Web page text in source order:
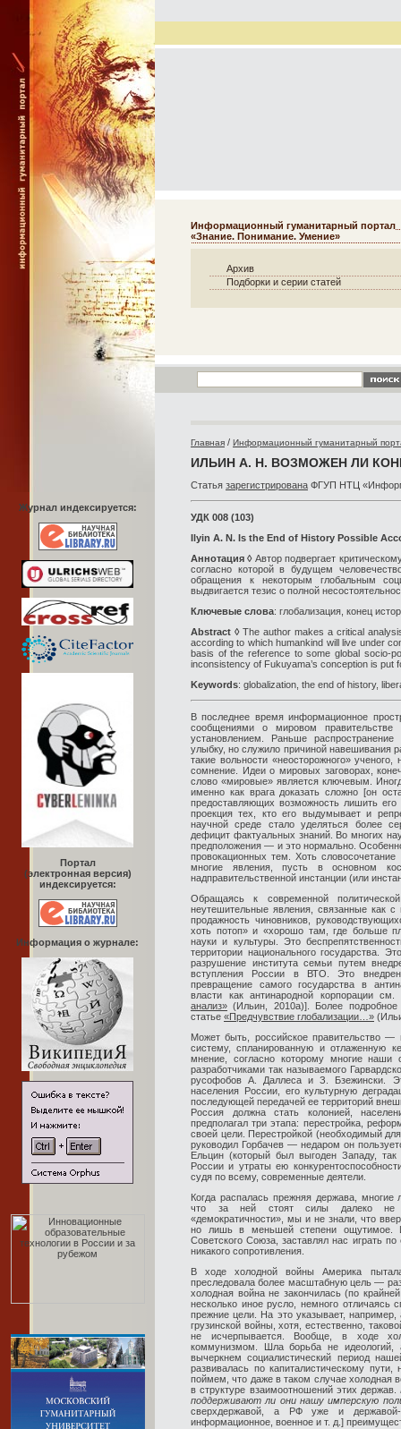
Журнал индексируется:
Портал
(электронная версия)
индексируется:
Информация о журнале:
Информационный гуманитарный портал
«Знание. Понимание. Умение»
Архив
Подборки и серии статей
Главная / Информационный гуманитарный
ИЛЬИН А. Н. ВОЗМОЖЕН ЛИ
Статья зарегистрирована ФГУП НТЦ
УДК 008 (103)
Ilyin A. N. Is the End of History Possible
Аннотация ◊Автор подвергает
согласно которой в будущем
обращения к некоторым глобальным
выдвигается тезис о полной
Ключевые слова: глобализация, конец
Abstract ◊The author makes a critical
according to which humankind will live under
basis of the reference to some global socio-
inconsistency of Fukuyama’s conception is put
Keywords: globalization, the end of history,
В последнее время информационное
сообщениями о мировом
установлением. Раньше
улыбку, но служило причиной навешивания
такие вольности «неосторожного»
сомнение. Идеи о мировых заговорах,
слово «мировые» является ключевым.
именно как врага доказать сложно [он
предоставляющих возможность лишить
проекция тех, кто его выдумывает и
научной среде стало уделяться более
дефицит фактуальных знаний. Во многих
предположения — и это нормально.
провокационных тем. Хоть
многие явления, пусть в основном
надправительственной инстанции (или
Обращаясь к современной
неутешительные явления, связанные как
продажность чиновников,
хоть потоп» и «хорошо там, где больше
науки и культуры. Это
территории национального государства.
разрушение института семьи путем
вступления России в ВТО. Это
превращение самого государства в
власти как антинародной корпорации
анализ» (Ильин, 2010a)]. Более
статье «Предчувствие глобализации…»
Может быть, российское правительство —
систему, спланированную и отлаженную
мнение, согласно которому многие наши
разработчиками так называемого
русофобов А. Даллеса и З. Бзежински.
населения России, его культурную
последующей передачей ее территорий
Россия должна стать колонией,
предполагал три этапа: перестройка,
своей цели. Перестройкой (необходимый
руководил Горбачев — недаром он
Ельцин (который был выгоден Западу,
России и утраты ею
судя по всему, современные деятели.
Когда распалась прежняя держава,
что за ней стоят силы далеко не
«демократичности», мы и не знали, что
но лишь в меньшей степени ощутимое.
Советского Союза, заставлял нас играть
никакого сопротивления.
В ходе холодной войны Америка
преследовала более масштабную цель —
холодная война не закончилась (по
несколько иное русло, немного отличаясь
прежние цели. На это указывает,
грузинской войны, хотя, естественно,
не исчерпывается. Вообще, в ходе
коммунизмом. Шла борьба не
вычеркнем социалистический период
развивалась по капиталистическому
поймем, что даже в таком случае холодная
в структуре взаимоотношений этих держав.
поддерживают ли они нашу имперскую
сверхдержавой, а РФ уже и державой-
информационное, военное и т. д.]